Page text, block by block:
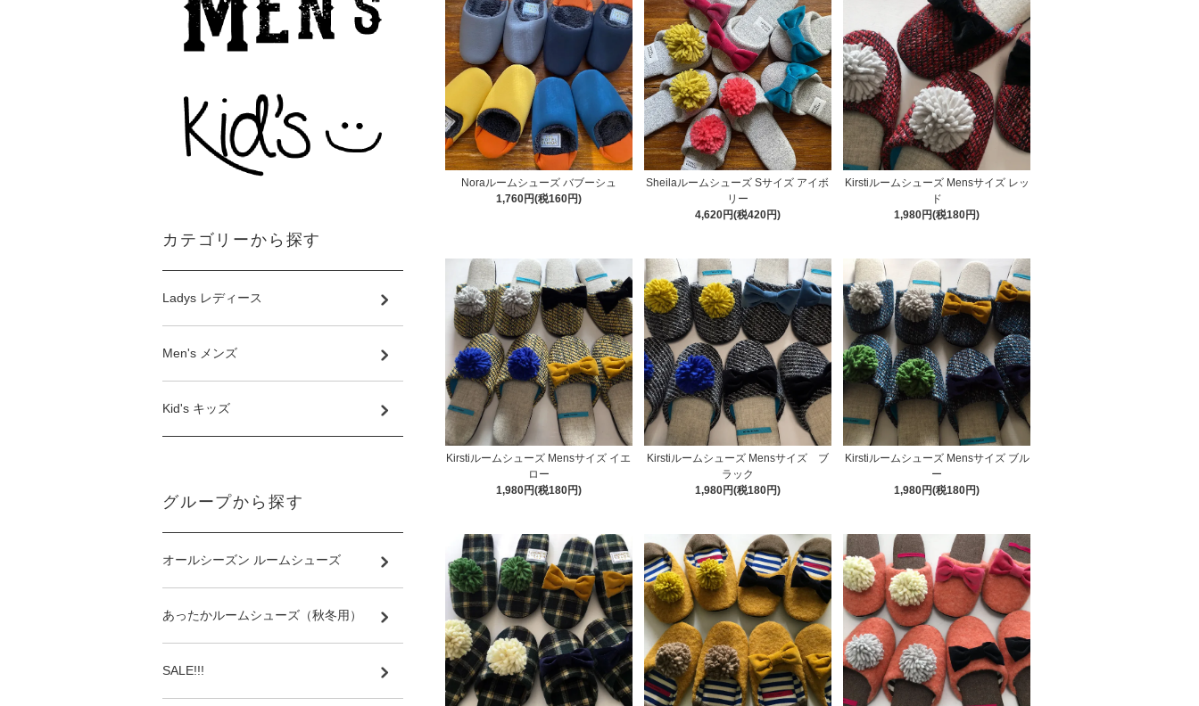
Noraルームシューズ バブーシュ
1,760円(税160円)
Sheilaルームシューズ Sサイズ アイボ
リー
4,620円(税420円)
Kirstiルームシューズ Mensサイズ レッ
ド
1,980円(税180円)
Kirstiルームシューズ Mensサイズ イエ
ロー
1,980円(税180円)
Kirstiルームシューズ Mensサイズ ブ
ラック
1,980円(税180円)
Kirstiルームシューズ Mensサイズ ブル
ー
1,980円(税180円)
カテゴリーから探す
Ladys レディース
Men's メンズ
Kid's キッズ
グループから探す
オールシーズン ルームシューズ
あったかルームシューズ（秋冬用）
SALE!!!